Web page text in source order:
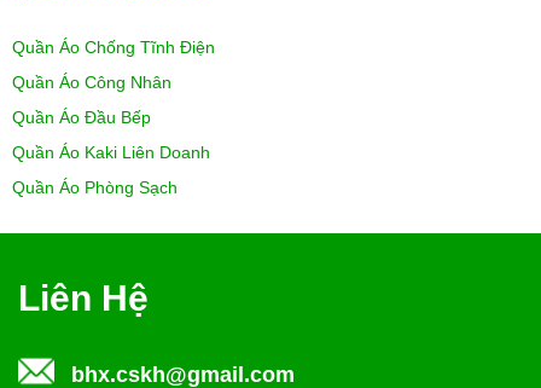
Quần Áo Chống Tĩnh Điện
Quần Áo Công Nhân
Quần Áo Đầu Bếp
Quần Áo Kaki Liên Doanh
Quần Áo Phòng Sạch
Liên Hệ
bhx.cskh@gmail.com